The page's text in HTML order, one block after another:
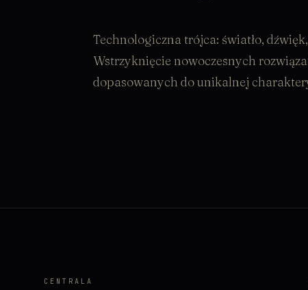
Technologiczna trójca: światło,
Wstrzyknięcie nowoczesnych
dopasowanych do unikalnej
CENTRALA